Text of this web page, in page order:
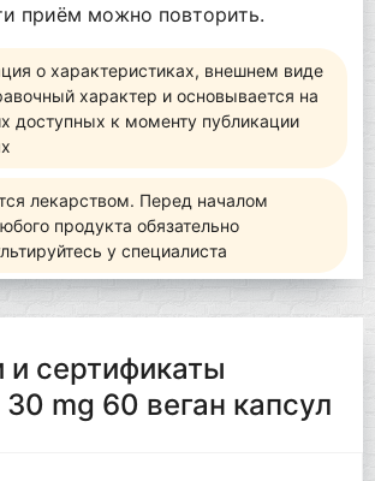
приём можно повторить.
о характеристиках, внешнем виде
характер и основывается на
доступных к моменту публикации
лекарством. Перед началом
продукта обязательно
у специалиста
и сертификаты
mg 60 веган капсул